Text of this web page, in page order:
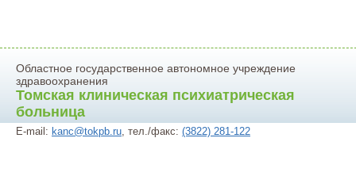
Областное государственное автономное учреждение
здравоохранения
Томская клиническая психиатрическая
больница
E-mail: kanc@tokpb.ru, тел./факс: (3822) 281-122